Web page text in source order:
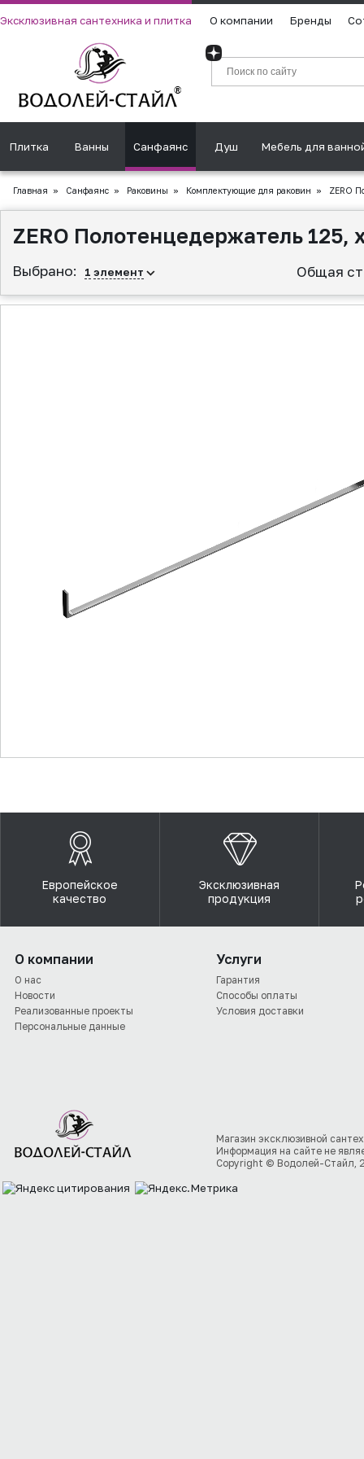
Эксклюзивная сантехника и плитка О компании Бренды
Плитка Ванны Санфаянс Душ Мебель для
Главная » Санфаянс » Раковины » Комплектующие для раковин » ZERO
ZERO Полотенцедержатель 125,
Выбрано: 1 элемент Общая
Европейское
качество
Эксклюзивная
продукция
О компании
О нас
Новости
Реализованные проекты
Персональные данные
Услуги
Гарантия
Способы оплаты
Условия доставки
Магазин эксклюзивной
Информация на сайте не
Copyright © Водолей-Стайл,